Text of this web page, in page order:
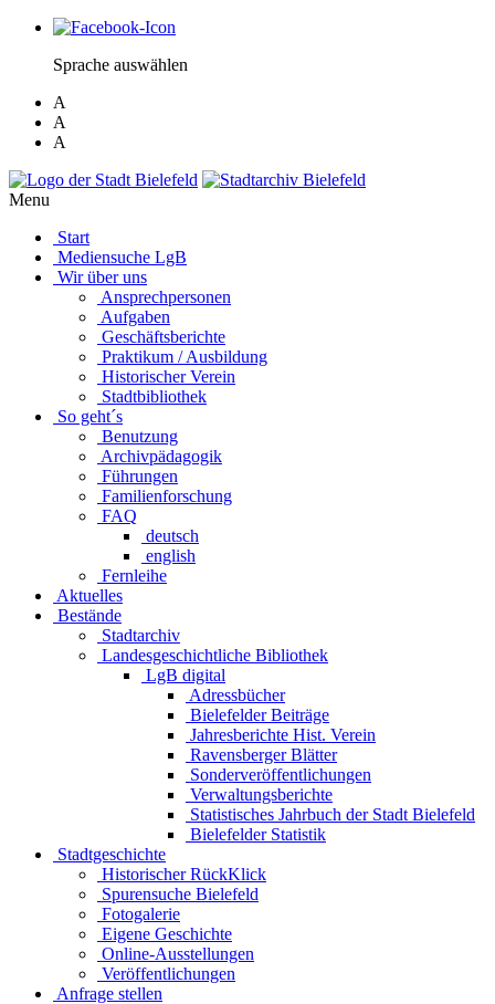
Sprache auswählen
A
A
A
Menu
Start
Mediensuche LgB
Wir über uns
Ansprechpersonen
Aufgaben
Geschäftsberichte
Praktikum / Ausbildung
Historischer Verein
Stadtbibliothek
So geht´s
Benutzung
Archivpädagogik
Führungen
Familienforschung
FAQ
deutsch
english
Fernleihe
Aktuelles
Bestände
Stadtarchiv
Landesgeschichtliche Bibliothek
LgB digital
Adressbücher
Bielefelder Beiträge
Jahresberichte Hist. Verein
Ravensberger Blätter
Sonderveröffentlichungen
Verwaltungsberichte
Statistisches Jahrbuch der Stadt Bielefeld
Bielefelder Statistik
Stadtgeschichte
Historischer RückKlick
Spurensuche Bielefeld
Fotogalerie
Eigene Geschichte
Online-Ausstellungen
Veröffentlichungen
Anfrage stellen